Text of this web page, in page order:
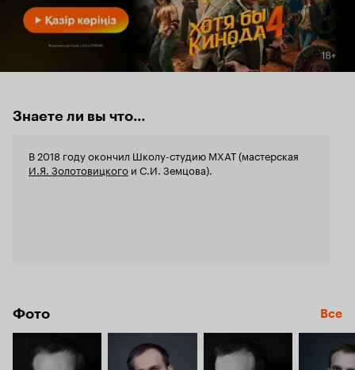
Знаете ли вы что...
В 2018 году окончил Школу-студию МХАТ (мастерская
И.Я. Золотовицкого и С.И. Земцова).
Фото Все